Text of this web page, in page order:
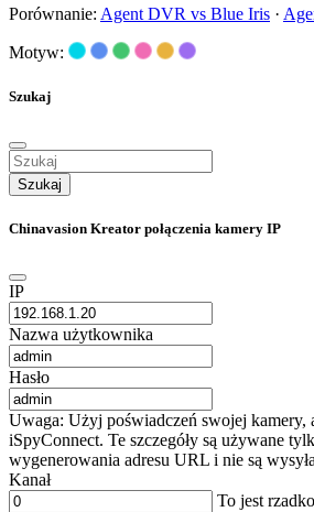
Porównanie: Agent DVR vs Blue Iris ·
Motyw:
Szukaj
Szukaj
Chinavasion Kreator połączenia kamery IP
IP
Nazwa użytkownika
Hasło
Uwaga: Użyj poświadczeń swojej kamery,
iSpyConnect. Te szczegóły są używane
wygenerowania adresu URL i nie są
Kanał
To jest